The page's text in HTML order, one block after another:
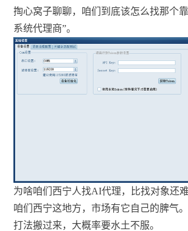
掏心窝子聊聊，咱们到底该怎么找那个
系统代理商”。
为啥咱们西宁人找AI代理，比找对象还难
咱们西宁这地方，市场有它自己的脾气
打法搬过来，大概率要水土不服。